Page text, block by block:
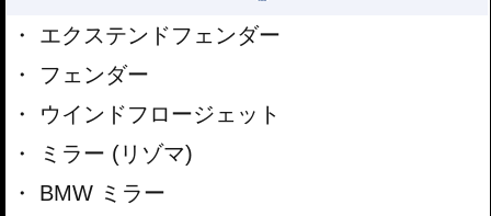
エクステンドフェンダー
フェンダー
ウインドフロージェット
ミラー (リゾマ)
BMW ミラー